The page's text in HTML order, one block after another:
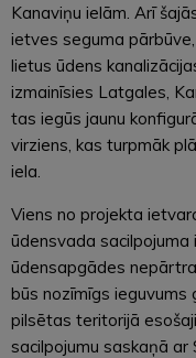
Kanaviņu ielām. Arī
ietves seguma
lietus ūdens
izmainīsies Latgales,
tas iegūs jaunu
virziens, kas turpmāk
iela.
Viens no projekta
ūdensvada sacilpojuma
ūdensapgādes
būs nozīmīgs ieguvums
pilsētas teritorijā
sacilpojumu saskaņā ar